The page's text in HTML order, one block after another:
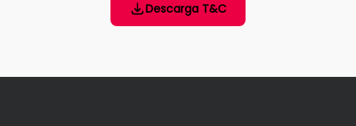
Descarga T&C